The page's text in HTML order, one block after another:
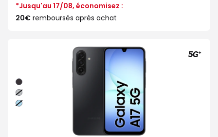
*Jusqu'au 17/08, économisez :
20€ remboursés après achat
Noir
Gris
Bleu